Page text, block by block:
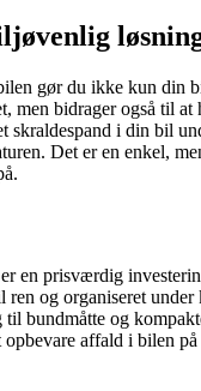
gør du ikke kun din
men bidrager også til at
skraldespand i din bil
Det er en enkel,
en prisværdig
ren og organiseret
til bundmåtte og
affald i bilen på